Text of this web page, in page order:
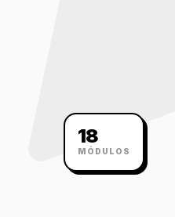
18
MÓDULOS